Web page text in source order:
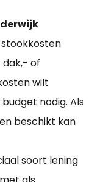
dak,- of
wilt
nodig. Als
beschikt kan
soort lening